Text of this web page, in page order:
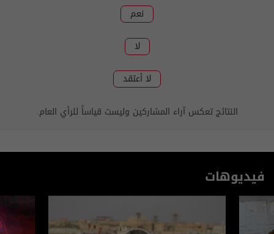
نعم
لا
لا أعتقد
النتائج تعكس آراء المشاركين وليست قياساً للرأي العام.
فيديوهات